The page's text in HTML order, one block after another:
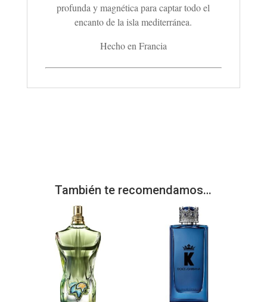
profunda y magnética para captar todo el
encanto de la isla mediterránea.
Hecho en Francia
También te recomendamos…